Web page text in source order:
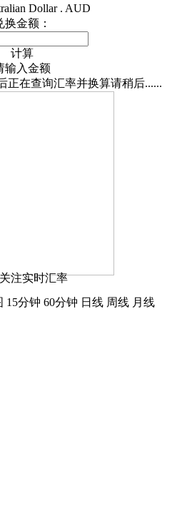
Dollar . AUD
换金额：
计算
输入金额
正在查询汇率并换算请稍后......
注实时汇率
15分钟 60分钟 日线 周线 月线